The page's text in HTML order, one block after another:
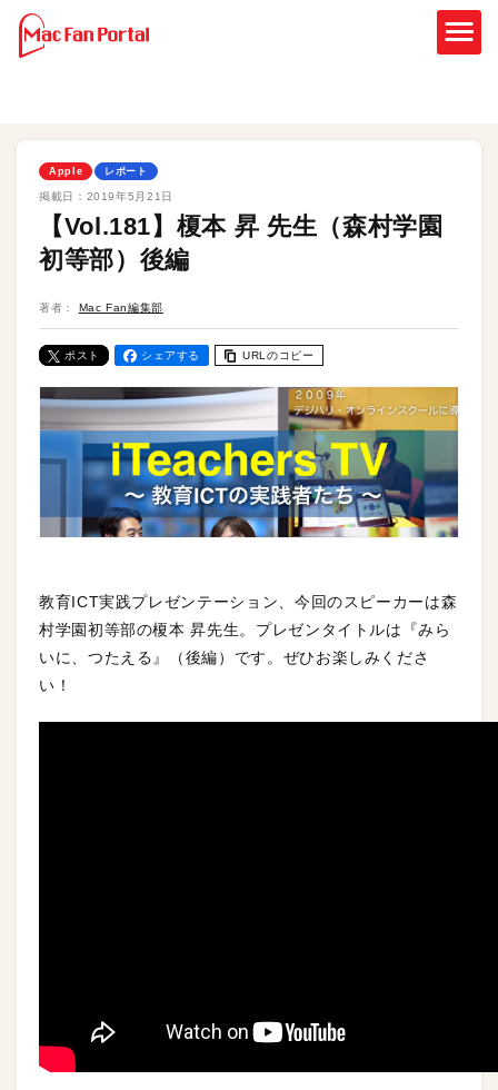
Apple レポート
掲載日： 2019年5月21日
【Vol.181】榎本 昇 先生（森村学園
初等部）後編
著者： Mac Fan編集部
ポスト シェアする URLのコピー
教育ICT実践プレゼンテーション、今回のスピーカーは森
村学園初等部の榎本 昇先生。プレゼンタイトルは『みら
いに、つたえる』（後編）です。ぜひお楽しみくださ
い！